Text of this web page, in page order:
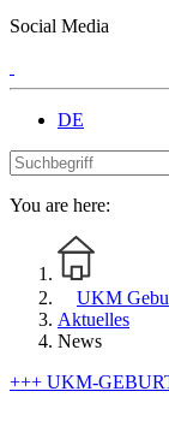
Social Media
DE
You are here:
UKM
Aktuelles
News
+++ UKM-